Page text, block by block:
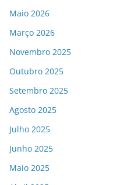
Maio 2026
Março 2026
Novembro 2025
Outubro 2025
Setembro 2025
Agosto 2025
Julho 2025
Junho 2025
Maio 2025